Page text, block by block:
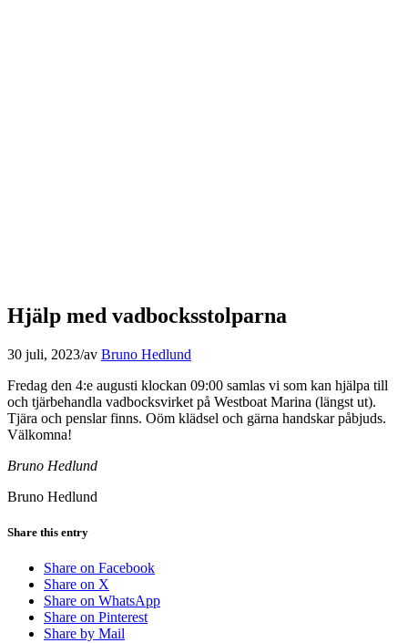
Hjälp med vadbocksstolparna
30 juli, 2023/av Bruno Hedlund
Fredag den 4:e augusti klockan 09:00 samlas vi som kan hjälpa till
och tjärbehandla vadbocksvirket på Westboat Marina (längst ut).
Tjära och penslar finns. Oöm klädsel och gärna handskar påbjuds.
Välkomna!
Bruno Hedlund
Bruno Hedlund
Share this entry
Share on Facebook
Share on X
Share on WhatsApp
Share on Pinterest
Share by Mail